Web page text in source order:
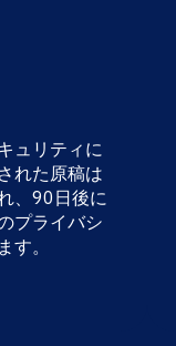
ュリティに
れた原稿は
、90日後に
プライバシ
す。